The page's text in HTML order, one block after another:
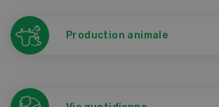
Production animale